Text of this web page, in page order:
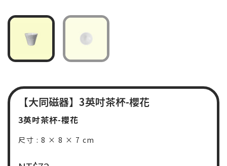
【大同磁器】3英吋茶杯-櫻花
3英吋茶杯-櫻花
尺寸 : 8 × 8 × 7 cm